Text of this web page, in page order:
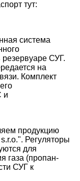
тут:
система
резервуаре СУГ.
на
Комплект
и
продукцию
Регуляторы
для
газа (пропан-
СУГ к